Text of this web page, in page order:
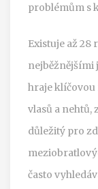
problémům s
Existuje až 28
nejběžnějšími
hraje klíčovou
vlasů a nehtů,
důležitý pro
často